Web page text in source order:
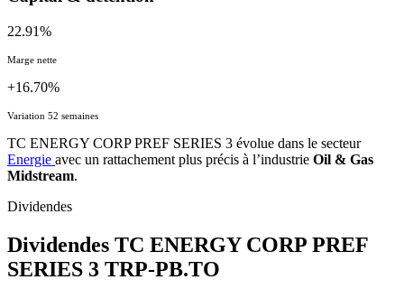
22.91%
Marge nette
+16.70%
Variation 52 semaines
TC ENERGY CORP PREF SERIES 3 évolue dans le secteur
Energie avec un rattachement plus précis à l’industrie Oil & Gas
Midstream.
Dividendes
Dividendes TC ENERGY CORP PREF
SERIES 3 TRP-PB.TO